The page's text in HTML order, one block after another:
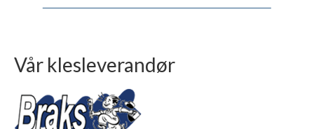
Vår klesleverandør